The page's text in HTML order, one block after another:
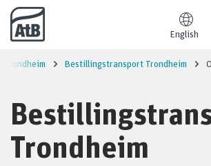
Til innhold
English
Trondheim Bestillingstransport Trondheim
Trondheim